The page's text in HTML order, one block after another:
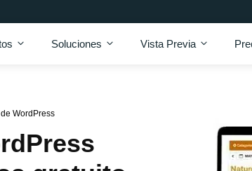
Soluciones Vista Previa
WordPress